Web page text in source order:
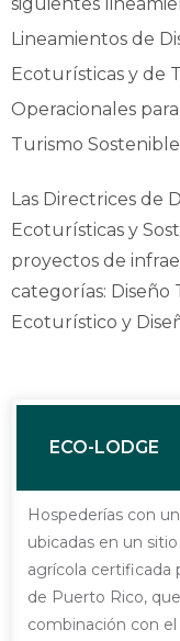
Lineamientos de
Ecoturísticas y de
Operacionales
Turismo
Las Directrices de
Ecoturísticas y
proyectos de
categorías: Diseño
Ecoturístico y
ECO-LODGE
Hospederías con
ubicadas en un
agrícola certificada
de Puerto Rico,
combinación con